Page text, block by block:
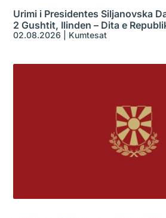
Urimi i Presidentes Siljanovska
2 Gushtit, Ilinden – Dita e
02.08.2026 Kumtesat